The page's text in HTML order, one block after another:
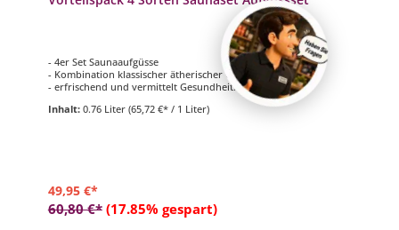
- 4er Set Saunaaufgüsse
- Kombination klassischer ätherischer Öle
- erfrischend und vermittelt Gesundheit
Inhalt: 0.76 Liter (65,72 €* / 1 Liter)
49,95 €*
60,80 €* (17.85% gespart)